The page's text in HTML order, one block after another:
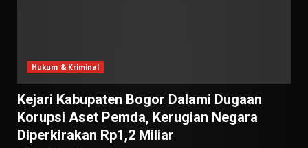
Hukum & Kriminal
Kejari Kabupaten Bogor Dalami Dugaan
Korupsi Aset Pemda, Kerugian Negara
Diperkirakan Rp1,2 Miliar